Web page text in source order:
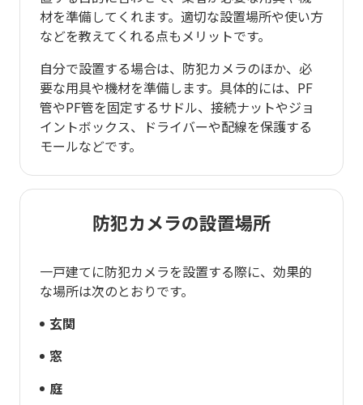
材を準備してくれます。適切な設置場所や使い方
などを教えてくれる点もメリットです。
自分で設置する場合は、防犯カメラのほか、必
要な用具や機材を準備します。具体的には、PF
管やPF管を固定するサドル、接続ナットやジョ
イントボックス、ドライバーや配線を保護する
モールなどです。
防犯カメラの設置場所
一戸建てに防犯カメラを設置する際に、効果的
な場所は次のとおりです。
玄関
窓
庭